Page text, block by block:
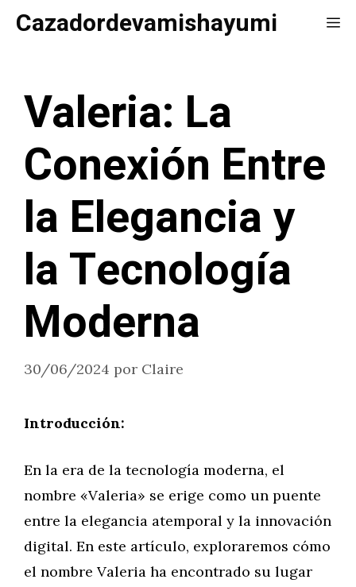
SaltarCazadordevamishayumi
Valeria: La
Conexión Entre
la Elegancia y
la Tecnología
Moderna
30/06/2024 por Claire
Introducción:
En la era de la tecnología moderna, el
nombre «Valeria» se erige como un puente
entre la elegancia atemporal y la innovación
digital. En este artículo, exploraremos cómo
el nombre Valeria ha encontrado su lugar